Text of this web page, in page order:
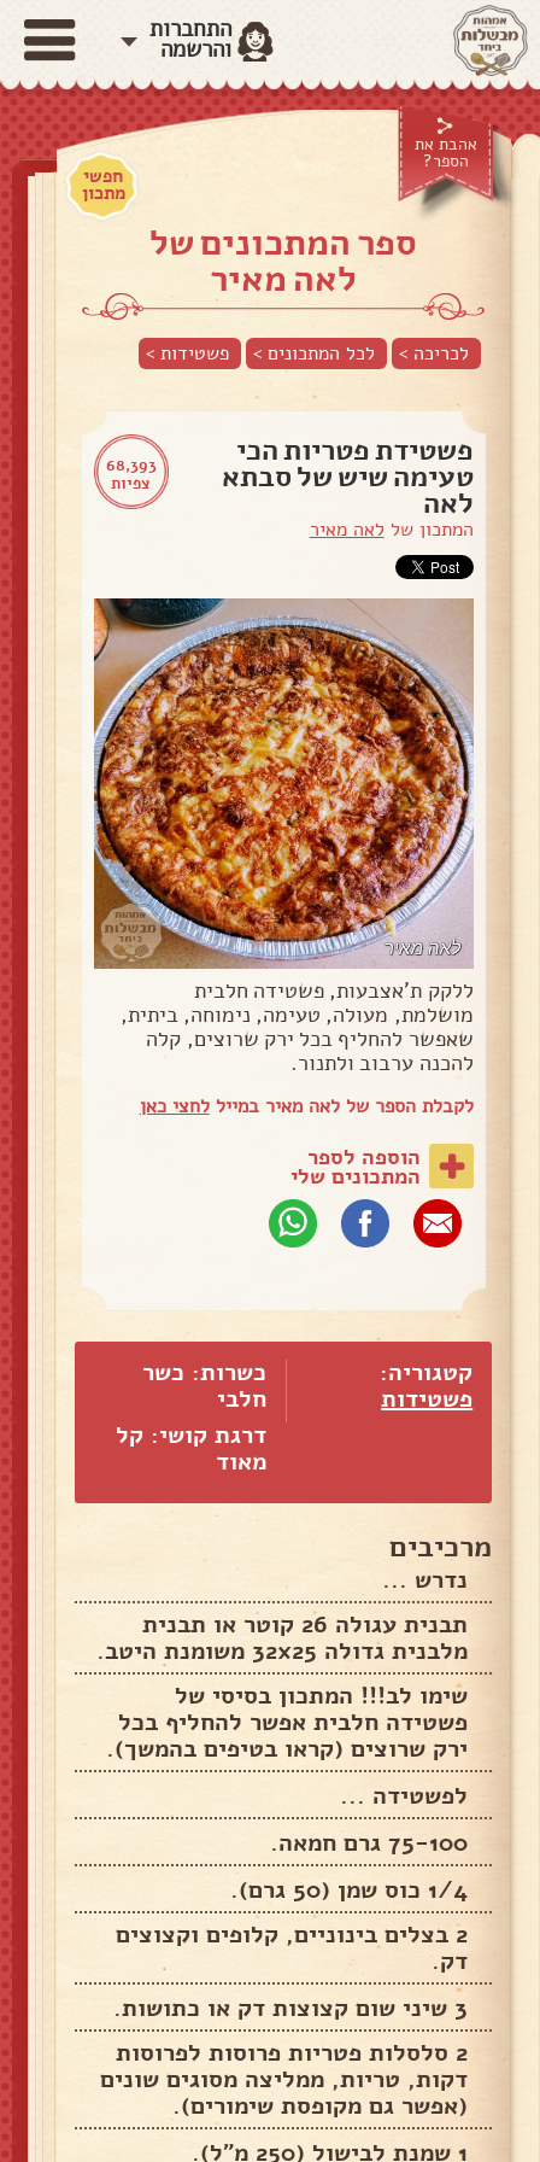
התחברות
והרשמה
אהבת את
הספר?
חפשי
מתכון
ספר המתכונים של
לאה מאיר
לכריכה > לכל המתכונים > פשטידות>
68,393
צפיות
פשטידת פטריות הכי
טעימה שיש של סבתא
לאה
המתכון של לאה מאיר
ללקק ת'אצבעות, פשטידה חלבית
מושלמת, מעולה, טעימה, נימוחה, ביתית,
שאפשר להחליף בכל ירק שרוצים, קלה
להכנה ערבוב ולתנור.
לקבלת הספר של לאה מאיר במייללחצי כאן
הוספה לספר
המתכונים שלי
קטגוריה:
פשטידות
כשרות: כשר
חלבי
דרגת קושי: קל
מאוד
מרכיבים
נדרש ...
תבנית עגולה 26 קוטר או תבנית
מלבנית גדולה 32x25 משומנת היטב.
שימו לב!!! המתכון בסיסי של
פשטידה חלבית אפשר להחליף בכל
ירק שרוצים (קראו בטיפים בהמשך).
לפשטידה ...
75-100 גרם חמאה.
1/4 כוס שמן (50 גרם).
2 בצלים בינוניים, קלופים וקצוצים
דק.
3 שיני שום קצוצות דק או כתושות.
2 סלסלות פטריות פרוסות לפרוסות
דקות, טריות, ממליצה מסוגים שונים
(אפשר גם מקופסת שימורים).
1 שמנת לבישול (250 מ"ל).